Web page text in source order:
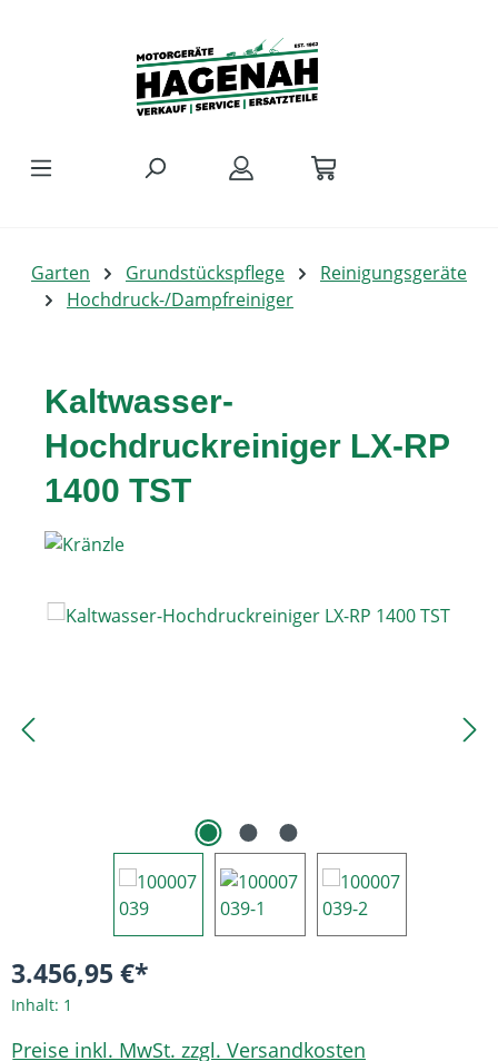
Garten Grundstückspflege
Reinigungsgeräte
Hochdruck-/Dampfreiniger
Kaltwasser-
Hochdruckreiniger LX-RP
1400 TST
Bildergalerie überspringen
3.456,95 €*
Inhalt: 1
Preise inkl. MwSt. zzgl. Versandkosten